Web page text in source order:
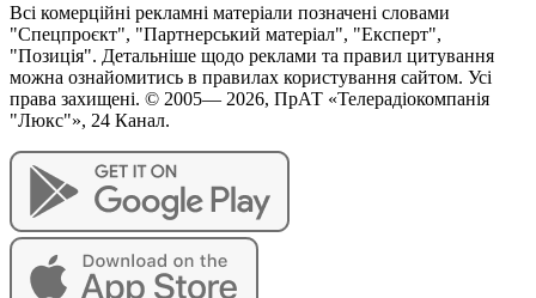
Всі комерційні рекламні матеріали позначені словами
"Спецпроєкт", "Партнерський матеріал", "Експерт",
"Позиція". Детальніше щодо реклами та правил цитування
можна ознайомитись в правилах користування сайтом. Усі
права захищені. © 2005— 2026, ПрАТ «Телерадіокомпанія
"Люкс"», 24 Канал.